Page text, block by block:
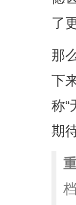
了
那
下
称“
期